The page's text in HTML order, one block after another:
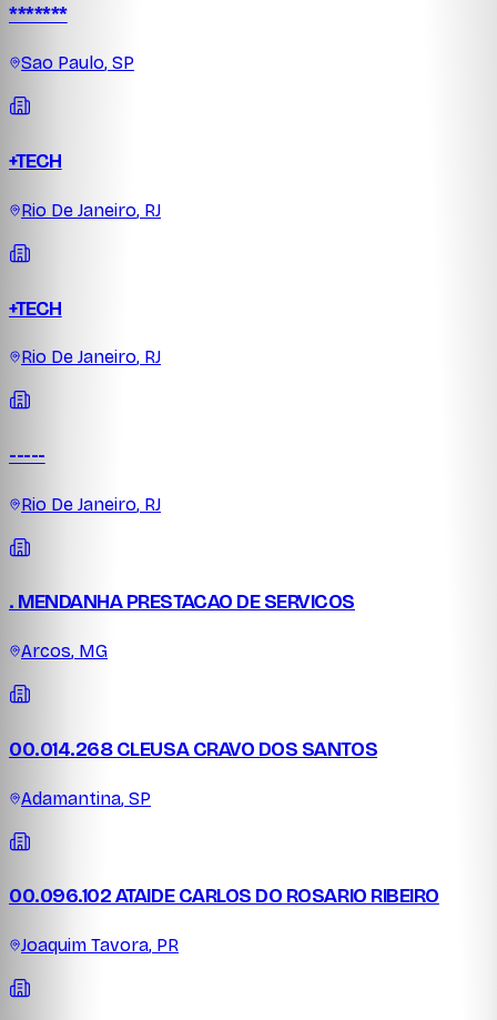
*******
Sao Paulo, SP
+TECH
Rio De Janeiro, RJ
+TECH
Rio De Janeiro, RJ
-----
Rio De Janeiro, RJ
. MENDANHA PRESTACAO DE SERVICOS
Arcos, MG
00.014.268 CLEUSA CRAVO DOS SANTOS
Adamantina, SP
00.096.102 ATAIDE CARLOS DO ROSARIO RIBEIRO
Joaquim Tavora, PR